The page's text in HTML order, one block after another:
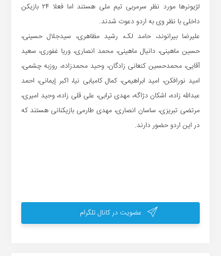
لژیونرها مورد نظر سرمربی تیم ملی هستند اما فعلا ٢۴ بازیکن
داخلی با نظر وی به اردو دعوت شدند.
علیرضا بیرانوند، حامد لک، رشید مظاهری، سیدجلال حسینی،
حسین ماهینی، دانیال ماهینی، محمد انصاری، وریا غفوری، سعید
آقایی، محمدحسین کنعانی زادگان، وحید محمدزاده، روزبه چشمی،
امید نورافکن، امید ابراهیمی، کمال کامیابی نیا، اکبر إیمانی، احمد
عبدالله زاده، اشکان دژاگه، مهدی ترابی، علی قلی زاده، وحید امیری،
مرتضی تبریزی، ساسان انصاری، مهدی طارمی بازیکنانی هستند که
در این اردو حضور دارند.
عضویت در کانال تلگرام